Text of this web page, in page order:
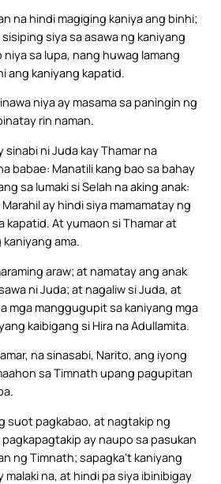
na hindi magiging kaniya ang binhi;
siya sa asawa ng kaniyang
sa lupa, nang huwag lamang
ang kaniyang kapatid.
niya ay masama sa paningin ng
rin naman.
sinabi ni Juda kay Thamar na
babae: Manatili kang bao sa bahay
sa lumaki si Selah na aking anak:
ay hindi siya mamamatay ng
kapatid. At yumaon si Thamar at
ama.
araw; at namatay ang anak
ni Juda; at nagaliw si Juda, at
mga manggugupit sa kaniyang mga
kaibigang si Hira na Adullamita.
na sinasabi, Narito, ang iyong
sa Timnath upang pagupitan
suot pagkabao, at nagtakip ng
ay naupo sa pasukan
ng Timnath; sapagka’t kaniyang
malaki na, at hindi pa siya ibinibigay